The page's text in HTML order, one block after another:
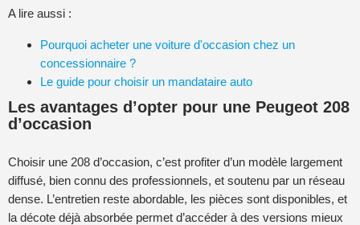
A lire aussi :
Pourquoi acheter une voiture d'occasion chez un
concessionnaire ?
Le guide pour choisir un mandataire auto
Les avantages d’opter pour une Peugeot 208
d’occasion
Choisir une 208 d’occasion, c’est profiter d’un modèle largement
diffusé, bien connu des professionnels, et soutenu par un réseau
dense. L’entretien reste abordable, les pièces sont disponibles, et
la décote déjà absorbée permet d’accéder à des versions mieux